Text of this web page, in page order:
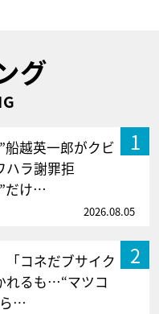
グ
1
船越英一郎がクビ
ハラ謝罪拒
だけ…
2026.08.05
2
「コネだブサイク
れるも…“マツコ
…